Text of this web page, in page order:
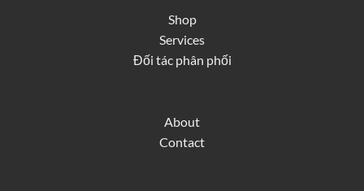
Shop
Services
Đối tác phân phối
About
Contact